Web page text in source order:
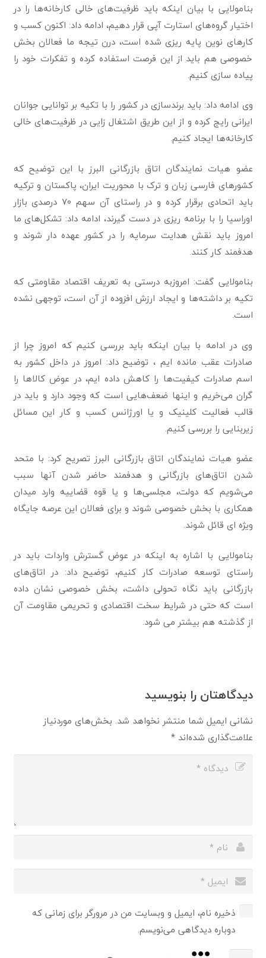
بنامولایی با بیان اینکه باید ظرفیت‌های خالی کارخانه‌ها را در
اختیار گروه‌های استارت آپی قرار دهیم، ادامه داد: اکنون کسب و
کارهای نوین پایه ریزی شده است، درن تیجه ما فعالان بخش
خصوصی هم باید از این فرصت استفاده کرده و تفکرات خود را
پیاده سازی کنیم.
وی ادامه داد: باید برندسازی در کشور را با تکیه بر توانایی جوانان
ایرانی رایج کرده و از این طریق اشتغال زایی در ظرفیت‌های خالی
کارخانه‌ها ایجاد کنیم.
عضو هیات نمایندگان اتاق بازرگانی البرز با این توضیح که
کشورهای فارسی زبان و ترک با محوریت ایران، پاکستان و ترکیه
باید اتحادی برقرار کرده و در راستای آن سهم ۷۰ درصدی بازار
اوراسیا را با برنامه ریزی در دست گیرند، ادامه داد: تشکل‌های ما
امروز باید نقش هدایت سرمایه را در کشور عهده دار شوند و
هدفمند کار کنند.
بنامولایی گفت: امروزبه درستی به تعریف اقتصاد مقاومتی که
تکیه بر داشته‌ها و ایجاد ارزش افزوده از آن است، توجهی نشده
است.
وی در ادامه با بیان اینکه باید بررسی کنیم که امروز چرا از
صادرات عقب مانده ایم ، توضیح داد: امروز در داخل کشور به
اسم صادرات کیفیت‌ها را کاهش داده ایم، در عوض کالاها را
گران می‌خریم و اینها ضعف‌هایی است که وجود دارد و باید در
قالب فعالیت کلینیک و یا اورژانس کسب و کار این مسائل
زیربنایی را بررسی کنیم.
عضو هیات نمایندگان اتاق بازرگانی البرز تصریح کرد: با متحد
شدن اتاق‌های بازرگانی و هدفمند حاضر شدن آنها سبب
می‌شویم که دولت، مجلسی‌ها و یا قوه قضاییه وارد میدان
همکاری با بخش خصوصی شوند و برای فعالان این عرصه جایگاه
ویژه ای قائل شوند.
بنامولایی با اشاره به اینکه در عوض گسترش واردات باید در
راستای توسعه صادرات کار کنیم، توضیح داد: در اتاق‌های
بازرگانی باید نگاه تحولی داشت، بخش خصوصی نشان داده
است که حتی در شرایط سخت اقتصادی و تحریمی مقاومت آن
از گذشته هم بیشتر می شود.
دیدگاهتان را بنویسید
نشانی ایمیل شما منتشر نخواهد شد. بخش‌های موردنیاز
علامت‌گذاری شده‌اند*
ذخیره نام، ایمیل و وبسایت من در مرورگر برای زمانی که
دوباره دیدگاهی می‌نویسم.